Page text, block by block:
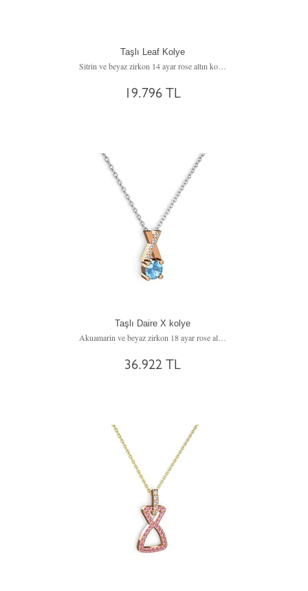
Taşlı Leaf Kolye
Sitrin ve beyaz zirkon 14 ayar rose altın kolye (40 cm beyaz altın rolo zincir)
19.796 TL
Taşlı Daire X kolye
Akuamarin ve beyaz zirkon 18 ayar rose altın kolye (40 cm beyaz altın rolo zincir)
36.922 TL